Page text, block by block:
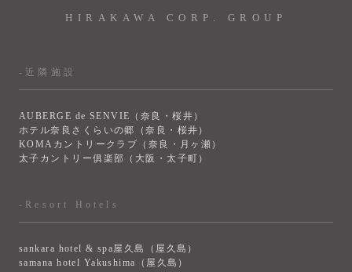
HIRAKAWA CORP. GROUP
-近隣施設
AUBERGE de SENVIE（奈良・桜井）
ホテル奈良さくらいの郷（奈良・桜井）
KOMAカントリークラブ（奈良・月ヶ瀬）
太子カントリー俱楽部（大阪・太子町）
-Resort Hotels
sankara hotel & spa屋久島（屋久島）
samana hotel Yakushima（屋久島）